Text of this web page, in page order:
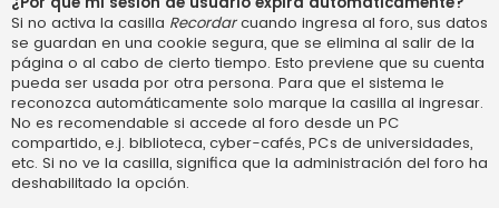
Si no activa la casilla Recordarcuando ingresa al foro, sus datos
se guardan en una cookie segura, que se elimina al salir de la
página o al cabo de cierto tiempo. Esto previene que su cuenta
pueda ser usada por otra persona. Para que el sistema le
reconozca automáticamente solo marque la casilla al ingresar.
No es recomendable si accede al foro desde un PC
compartido, e.j. biblioteca, cyber-cafés, PCs de universidades,
etc. Si no ve la casilla, significa que la administración del foro ha
deshabilitado la opción.